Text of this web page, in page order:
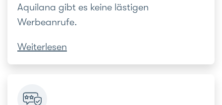
Aquilana gibt es keine lästigen
Werbeanrufe.
Weiterlesen